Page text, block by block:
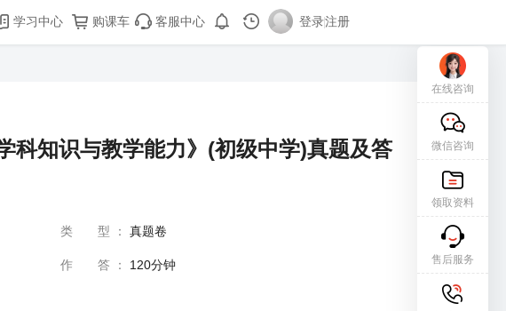
学习中心 购课车 客服中心 登录|注册
科知识与教学能力》(初级中学)真题及答
类型 ： 真题卷
作答 ： 120分钟
在线咨询
微信咨询
领取资料
售后服务